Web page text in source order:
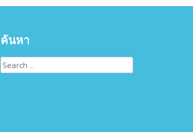
ค้นหา
Search
for: